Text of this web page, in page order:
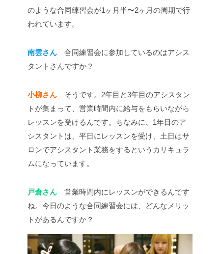
のような合同練習会が1ヶ月半〜2ヶ月の周期で行
われています。
南雲さん 合同練習会に参加しているのはアシス
タントさんですか？
小柳さん そうです。2年目と3年目のアシスタン
トが集まって、営業時間内に給与をもらいながら
レッスンを受けるんです。ちなみに、1年目のア
シスタントは、平日にレッスンを受け、土日はサ
ロンでアシスタント業務をするというカリキュラ
ムになっています。
戸倉さん 営業時間内にレッスンができるんです
ね。今日のような合同練習会には、どんなメリッ
トがあるんですか？